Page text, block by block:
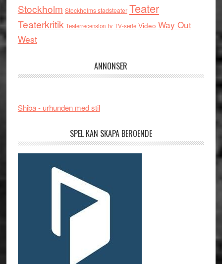
Stockholm Stockholms stadsteater Teater
Teaterkritik Teaterrecension tv TV-serie Video Way Out
West
ANNONSER
Shiba - urhunden med stil
SPEL KAN SKAPA BEROENDE